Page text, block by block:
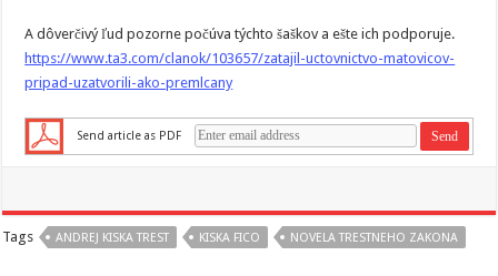
A dôverčivý ľud pozorne počúva týchto šaškov a ešte ich podporuje.
https://www.ta3.com/clanok/103657/zatajil-uctovnictvo-matovicov-
pripad-uzatvorili-ako-premlcany
Send article as PDF
Tags ANDREJ KISKA TREST KISKA FICO NOVELA TRESTNEHO ZAKONA